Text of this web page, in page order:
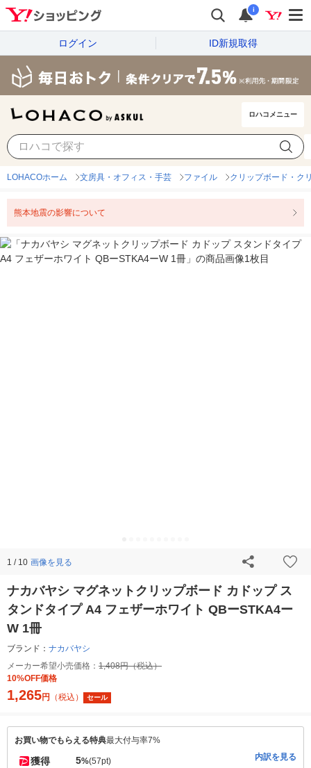
i
ログイン ID新規取得
ロハコメニュー
LOHACOホーム 文房具・オフィス・手芸 ファイル クリップボード・ク
熊本地震の影響について
1 / 10 画像を見る
ナカバヤシ マグネットクリップボード カドップ ス
タンドタイプ A4 フェザーホワイト QBーSTKA4ー
W 1冊
ブランド： ナカバヤシ
メーカー希望小売価格： 1,408円（税込）
10%OFF価格
1,265円 （税込） セール
お買い物でもらえる特典最大付与率7%
獲得 5%(57pt) 内訳を見る